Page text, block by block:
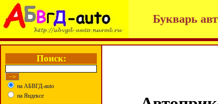
Букварь
Поиск:
на АБВГД-auto
на Яндексе